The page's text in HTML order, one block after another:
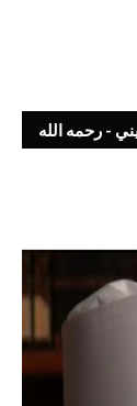
- رحمه الله